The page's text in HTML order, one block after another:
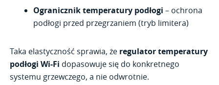
Ogranicznik temperatury podłogi – ochrona
podłogi przed przegrzaniem (tryb limitera)
Taka elastyczność sprawia, że regulator temperatury
podłogi Wi-Fi dopasowuje się do konkretnego
systemu grzewczego, a nie odwrotnie.